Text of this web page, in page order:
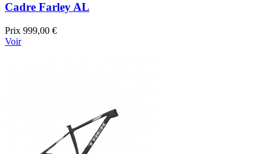
Cadre Farley AL
Prix 999,00 €
Voir